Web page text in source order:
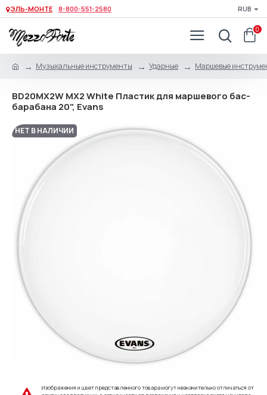
ЭЛЬ-МОНТЕ 8-800-551-2580 RUB
0
Музыкальные инструменты Ударные Маршевые
BD20MX2W MX2 White Пластик для маршевого бас-
барабана 20", Evans
НЕТ В НАЛИЧИИ
Изображения и цвет представленного товара могут незначительно отличаться от